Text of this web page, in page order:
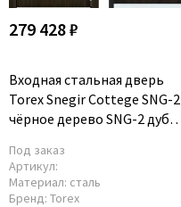
279 428 ₽
Входная стальная дверь
Torex Snegir Cottege SNG-2
чёрное дерево SNG-2 дуб
Под заказ
Артикул:
Материал: сталь
Бренд: Torex